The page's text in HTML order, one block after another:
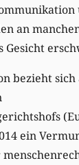
an
Gesicht
bezieht
ein